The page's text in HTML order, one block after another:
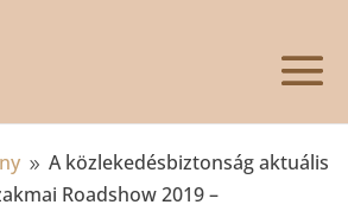
9 A közlekedésbiztonság aktuális
Roadshow 2019 –